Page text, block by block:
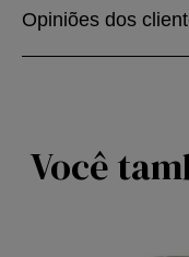
Opiniões dos
Você